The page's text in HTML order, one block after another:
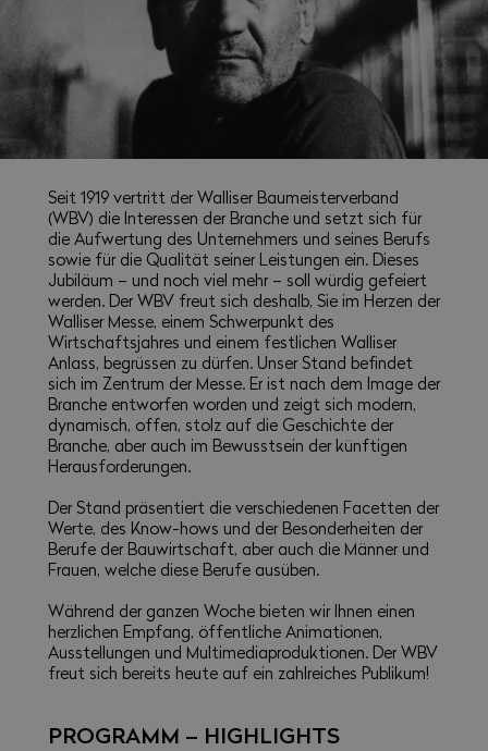
Seit 1919 vertritt der Walliser Baumeisterverband
(WBV) die Interessen der Branche und setzt sich für
die Aufwertung des Unternehmers und seines Berufs
sowie für die Qualität seiner Leistungen ein. Dieses
Jubiläum – und noch viel mehr – soll würdig gefeiert
werden. Der WBV freut sich deshalb, Sie im Herzen der
Walliser Messe, einem Schwerpunkt des
Wirtschaftsjahres und einem festlichen Walliser
Anlass, begrüssen zu dürfen. Unser Stand befindet
sich im Zentrum der Messe. Er ist nach dem Image der
Branche entworfen worden und zeigt sich modern,
dynamisch, offen, stolz auf die Geschichte der
Branche, aber auch im Bewusstsein der künftigen
Herausforderungen.
Der Stand präsentiert die verschiedenen Facetten der
Werte, des Know-hows und der Besonderheiten der
Berufe der Bauwirtschaft, aber auch die Männer und
Frauen, welche diese Berufe ausüben.
Während der ganzen Woche bieten wir Ihnen einen
herzlichen Empfang, öffentliche Animationen,
Ausstellungen und Multimediaproduktionen. Der WBV
freut sich bereits heute auf ein zahlreiches Publikum!
PROGRAMM – HIGHLIGHTS